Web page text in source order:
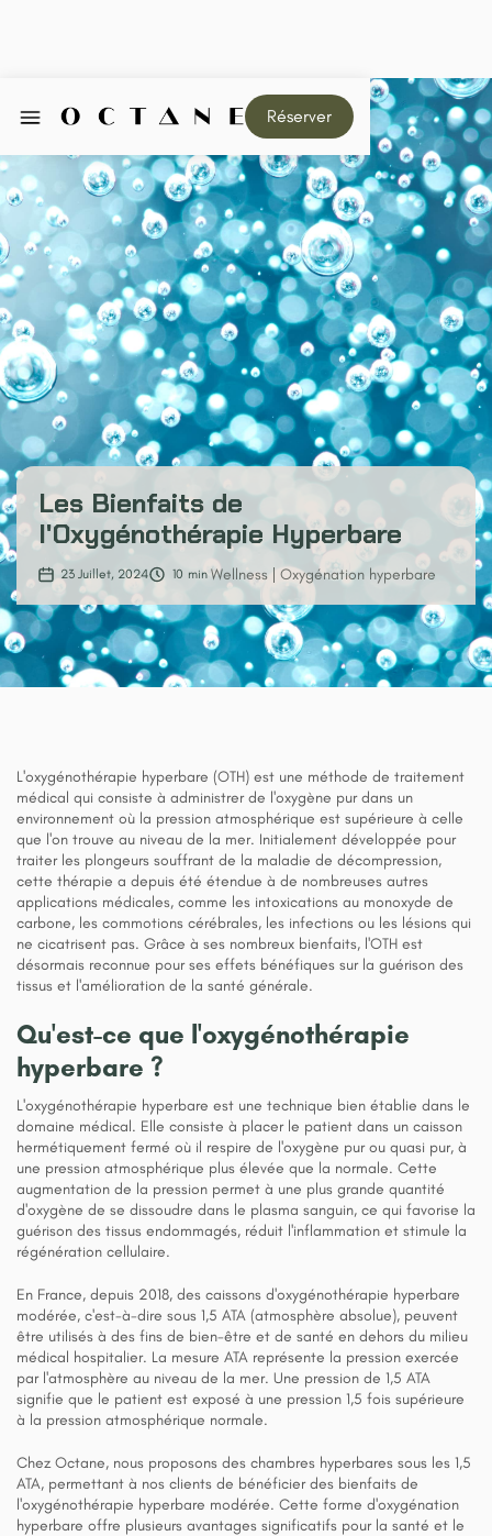
Réserver
Les Bienfaits de
l'Oxygénothérapie Hyperbare
23 Juillet, 2024 10 min Wellness Oxygénation hyperbare
L'oxygénothérapie hyperbare (OTH) est une méthode de traitement
médical qui consiste à administrer de l'oxygène pur dans un
environnement où la pression atmosphérique est supérieure à celle
que l'on trouve au niveau de la mer. Initialement développée pour
traiter les plongeurs souffrant de la maladie de décompression,
cette thérapie a depuis été étendue à de nombreuses autres
applications médicales, comme les intoxications au monoxyde de
carbone, les commotions cérébrales, les infections ou les lésions qui
ne cicatrisent pas. Grâce à ses nombreux bienfaits, l'OTH est
désormais reconnue pour ses effets bénéfiques sur la guérison des
tissus et l'amélioration de la santé générale.
Qu'est-ce que l'oxygénothérapie
hyperbare ?
L'oxygénothérapie hyperbare est une technique bien établie dans le
domaine médical. Elle consiste à placer le patient dans un caisson
hermétiquement fermé où il respire de l'oxygène pur ou quasi pur, à
une pression atmosphérique plus élevée que la normale. Cette
augmentation de la pression permet à une plus grande quantité
d'oxygène de se dissoudre dans le plasma sanguin, ce qui favorise la
guérison des tissus endommagés, réduit l'inflammation et stimule la
régénération cellulaire.
En France, depuis 2018, des caissons d'oxygénothérapie hyperbare
modérée, c'est-à-dire sous 1,5 ATA (atmosphère absolue), peuvent
être utilisés à des fins de bien-être et de santé en dehors du milieu
médical hospitalier. La mesure ATA représente la pression exercée
par l'atmosphère au niveau de la mer. Une pression de 1,5 ATA
signifie que le patient est exposé à une pression 1,5 fois supérieure
à la pression atmosphérique normale.
Chez Octane, nous proposons des chambres hyperbares sous les 1,5
ATA, permettant à nos clients de bénéficier des bienfaits de
l'oxygénothérapie hyperbare modérée. Cette forme d'oxygénation
hyperbare offre plusieurs avantages significatifs pour la santé et le